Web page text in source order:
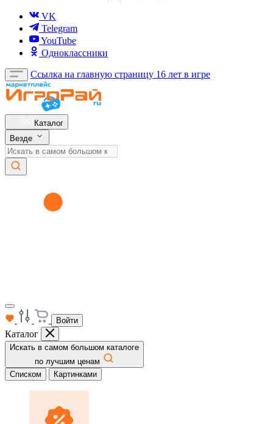
VK
Telegram
YouTube
Одноклассники
Ссылка на главную страницу 16 лет в игре
Каталог
Везде
Войти
Каталог
Искать в самом большом каталоге
по лучшим ценам
Списком
Картинками